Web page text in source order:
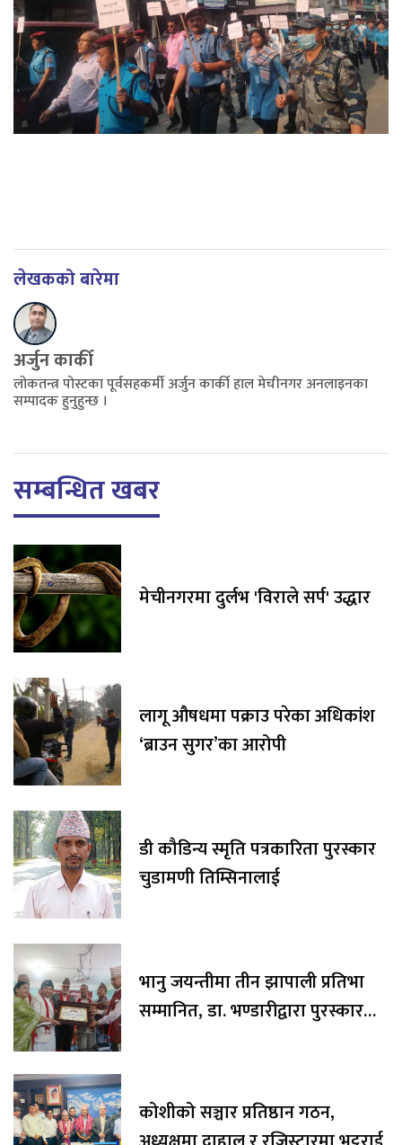
लेखकको बारेमा
अर्जुन कार्की
लोकतन्त्र पोस्टका पूर्वसहकर्मी अर्जुन कार्की हाल मेचीनगर अनलाइनका
सम्पादक हुनुहुन्छ ।
सम्बन्धित खबर
मेचीनगरमा दुर्लभ 'विराले सर्प' उद्धार
लागू औषधमा पक्राउ परेका अधिकांश
‘ब्राउन सुगर’का आरोपी
डी कौडिन्य स्मृति पत्रकारिता पुरस्कार
चुडामणी तिम्सिनालाई
भानु जयन्तीमा तीन झापाली प्रतिभा
सम्मानित, डा. भण्डारीद्वारा पुरस्कार
कोशीको सञ्चार प्रतिष्ठान गठन,